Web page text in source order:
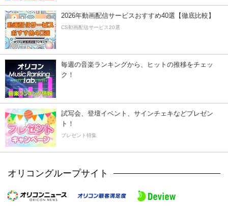
2026年動画配信サービスおすすめ40選【徹底比較】
CS動画配信サービス20選
毎週の音楽ランキングから、ヒットの推移をチェッ
ク！
試写会、登壇イベント、サインチェキなどプレゼン
ト！
プレゼント特集
オリコングループサイト